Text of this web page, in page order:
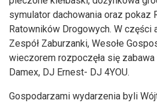
symulator dachowania oraz pokaz
Ratowników Drogowych. W
Zespół Zaburzanki, Wesołe
wieczorem rozpoczęła się
Damex, DJ Ernest- DJ 4YOU.
Gospodarzami wydarzenia byli